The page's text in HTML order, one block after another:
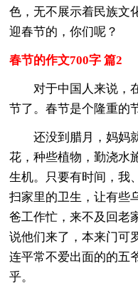
色，无不展示着民族文
迎春节的，你们呢？
春节的作文700字 篇2
对于中国人来说，
节了。春节是个隆重的
还没到腊月，妈妈
花，种些植物，勤浇水
生机。只要有时间，我
扫家里的卫生，让有些
爸工作忙，来不及回老
说他们来了，本来门可
连平常不爱出面的的五
乎。